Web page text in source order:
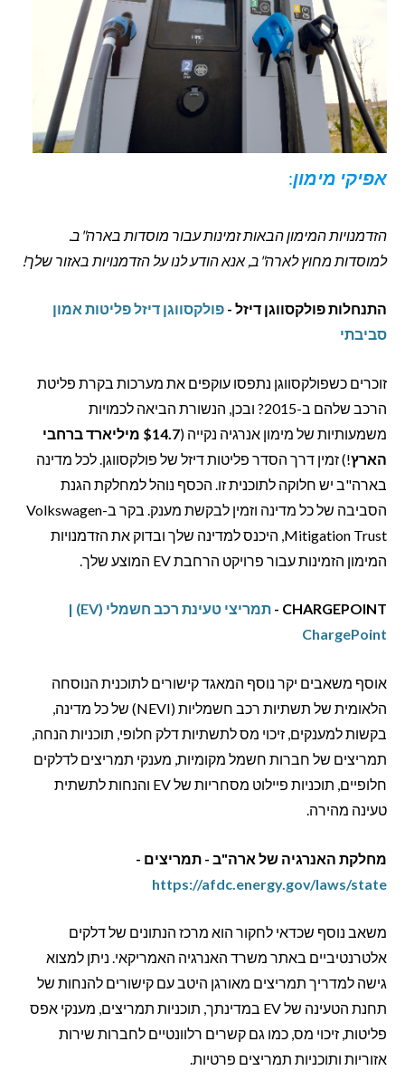
אפיקי מימון:
הזדמנויות המימון הבאות זמינות עבור מוסדות בארה"ב.
למוסדות מחוץ לארה"ב, אנא הודע לנו על הזדמנויות באזור שלך!
התנחלות פולקסווגן דיזל - פולקסווגן דיזל פליטות אמון
סביבתי
זוכרים כשפולקסווגן נתפסו עוקפים את מערכות בקרת פליטת
הרכב שלהם ב-2015? ובכן, הנשורת הביאה לכמויות
משמעותיות של מימון אנרגיה נקייה (
$14.7 מיליארד ברחבי
הארץ!) זמין דרך הסדר פליטות דיזל של פולקסווגן. לכל מדינה
בארה"ב יש חלוקה לתוכנית זו. הכסף נוהל למחלקת הגנת
הסביבה של כל מדינה וזמין לבקשת מענק. בקר ב-Volkswagen
Mitigation Trust, היכנס למדינה שלך ובדוק את הזדמנויות
המימון הזמינות עבור פרויקט הרחבת EV המוצע שלך.
CHARGEPOINT -
תמריצי טעינת רכב חשמלי (EV) |
ChargePoint
אוסף משאבים יקר נוסף המאגד קישורים לתוכנית הנוסחה
הלאומית של תשתיות רכב חשמליות (NEVI) של כל מדינה,
בקשות למענקים, זיכוי מס לתשתיות דלק חלופי, תוכניות הנחה,
תמריצים של חברות חשמל מקומיות, מענקי תמריצים לדלקים
חלופיים, תוכניות פיילוט מסחריות של EV והנחות לתשתית
טעינה מהירה.
מחלקת האנרגיה של ארה"ב - תמריצים -
https://afdc.energy.gov/laws/state
משאב נוסף שכדאי לחקור הוא מרכז הנתונים של דלקים
אלטרנטיביים באתר משרד האנרגיה האמריקאי. ניתן למצוא
גישה למדריך תמריצים מאורגן היטב עם קישורים להנחות של
תחנת הטעינה של EV במדינתך, תוכניות תמריצים, מענקי אפס
פליטות, זיכוי מס, כמו גם קשרים רלוונטיים לחברות שירות
אזוריות ותוכניות תמריצים פרטיות.